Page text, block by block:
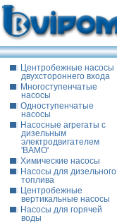
Центробежные насосы
двухстороннего входа
Многоступенчатые
насосы
Одноступенчатые
насосы
Насосные агрегаты с
дизельным
электродвигателем
'ВАМО'
Химические насосы
Насосы для дизельного
топлива
Центробежные
вертикальные насосы
Насосы для горячей
воды